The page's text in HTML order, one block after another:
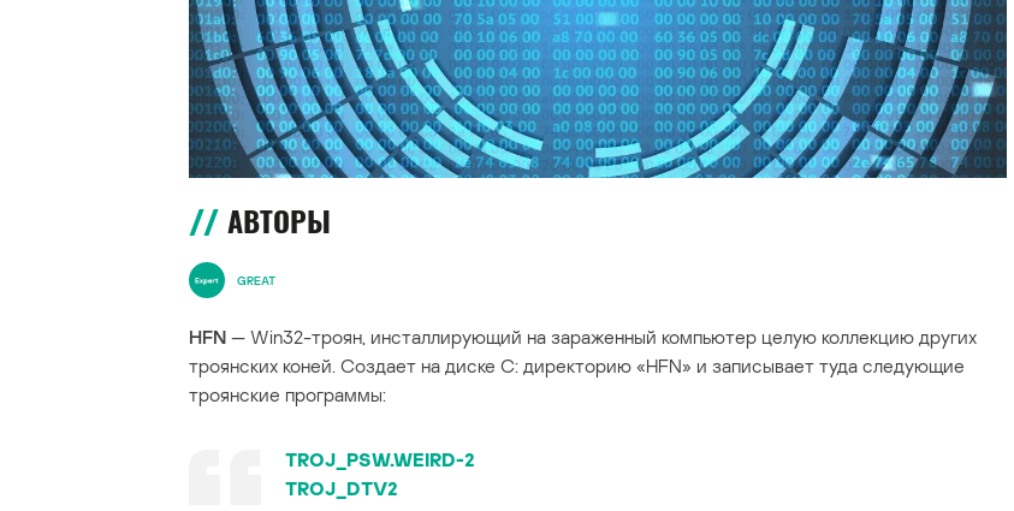
АВТОРЫ
GREAT
HFN — Win32-троян, инсталлирующий на зараженный компьютер целую коллекцию других
троянских коней. Cоздает на диске C: директорию «HFN» и записывает туда следующие
троянские программы:
TROJ_PSW.WEIRD-2
TROJ_DTV2